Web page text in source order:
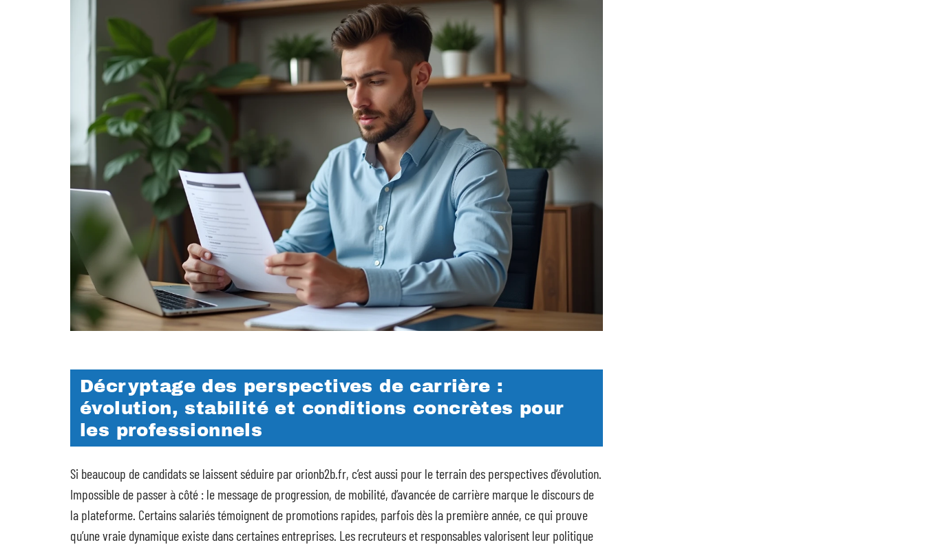
Décryptage des perspectives de carrière :
évolution, stabilité et conditions concrètes pour
les professionnels
Si beaucoup de candidats se laissent séduire par orionb2b.fr, c’est aussi pour le terrain des perspectives d’évolution.
Impossible de passer à côté : le message de progression, de mobilité, d’avancée de carrière marque le discours de
la plateforme. Certains salariés témoignent de promotions rapides, parfois dès la première année, ce qui prouve
qu’une vraie dynamique existe dans certaines entreprises. Les recruteurs et responsables valorisent leur politique